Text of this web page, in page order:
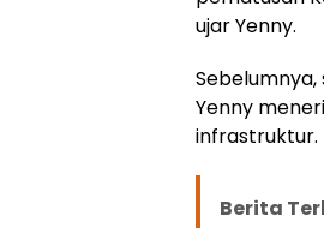
ujar Yenny.
Sebelumnya,
Yenny
infrastruktur.
Berita